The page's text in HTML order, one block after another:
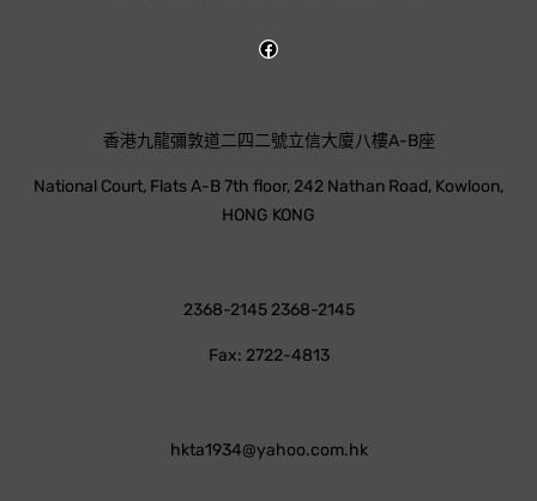
香港九龍彌敦道二四二號立信大廈八樓A-B座
National Court, Flats A-B 7th floor, 242 Nathan Road, Kowloon,
HONG KONG
2368-2145 2368-2145
Fax: 2722-4813
hkta1934@yahoo.com.hk